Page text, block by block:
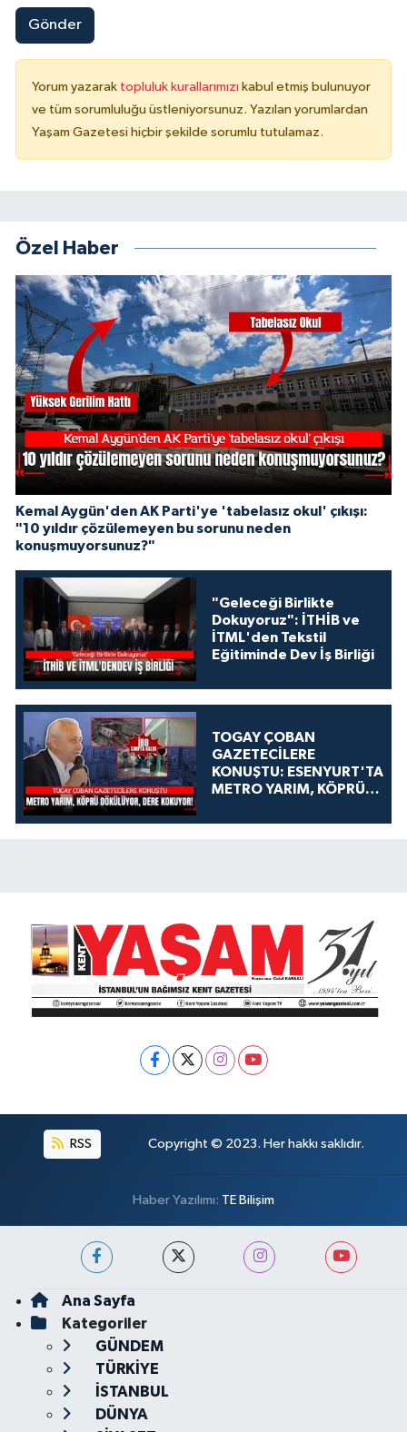
Gönder
Yorum yazarak topluluk kurallarımızı kabul etmiş bulunuyor
ve tüm sorumluluğu üstleniyorsunuz. Yazılan yorumlardan
Yaşam Gazetesi hiçbir şekilde sorumlu tutulamaz.
Özel Haber
Kemal Aygün'den AK Parti'ye 'tabelasız okul' çıkışı:
"10 yıldır çözülemeyen bu sorunu neden
konuşmuyorsunuz?"
"Geleceği Birlikte
Dokuyoruz": İTHİB ve
İTML'den Tekstil
Eğitiminde Dev İş Birliği
TOGAY ÇOBAN
GAZETECİLERE
KONUŞTU: ESENYURT'TA
METRO YARIM, KÖPRÜ
KOKUYOR!
RSS Copyright © 2023. Her hakkı saklıdır.
Haber Yazılımı: TE Bilişim
Ana Sayfa
Kategoriler
GÜNDEM
TÜRKİYE
İSTANBUL
DÜNYA